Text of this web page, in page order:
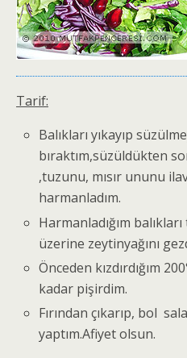
Tarif:
Balıkları yıkayıp
bıraktım,süzüldükten
,tuzunu, mısır ununu
harmanladım.
Harmanladığım
üzerine zeytinyağını
Önceden kızdırdığım
kadar pişirdim.
Fırından çıkarıp, bol
yaptım.Afiyet olsun.